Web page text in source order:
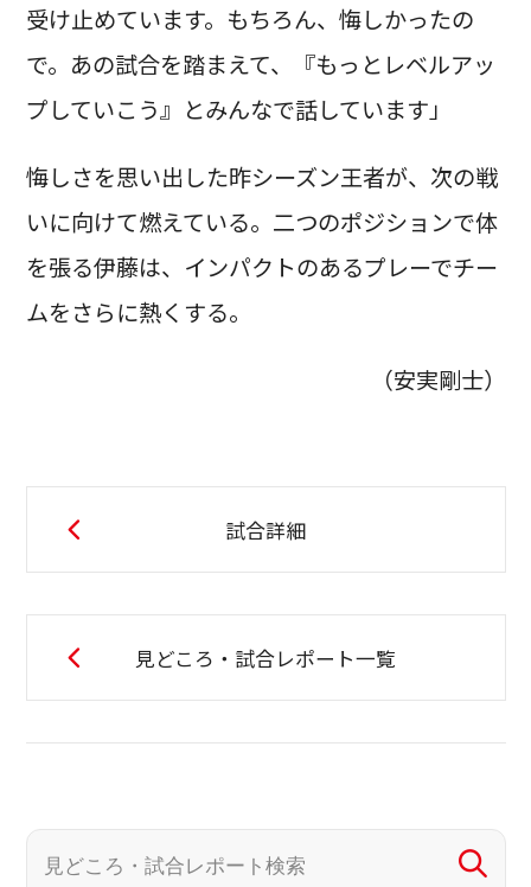
受け止めています。もちろん、悔しかったの
で。あの試合を踏まえて、『もっとレベルアッ
プしていこう』とみんなで話しています」
悔しさを思い出した昨シーズン王者が、次の戦
いに向けて燃えている。二つのポジションで体
を張る伊藤は、インパクトのあるプレーでチー
ムをさらに熱くする。
（安実剛士）
試合詳細
見どころ・試合レポート一覧